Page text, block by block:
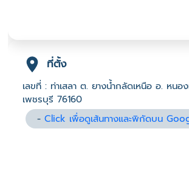
ที่ตั้ง
เลขที่ : ท่าเสลา ต. ยางน้ำกลัดเหนือ อ. หน
เพชรบุรี 76160
-Click เพื่อดูเส้นทางและพิกัดบน